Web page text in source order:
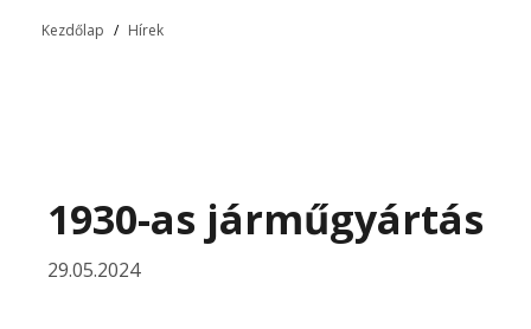
Kezdőlap / Hírek
1930-as járműgyártás
29.05.2024